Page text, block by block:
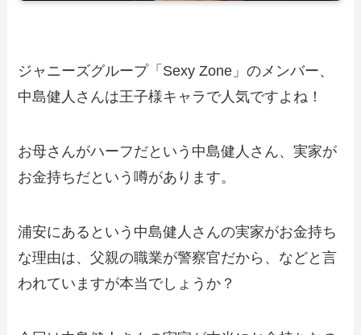
ジャニーズグループ「Sexy Zone」のメンバー、
中島健人さんは王子様キャラで人気ですよね！
お母さんがハーフだという中島健人さん、実家が
お金持ちだという噂があります。
浦安にあるという中島健人さんの実家がお金持ち
な理由は、父親の職業が警察官だから、などと言
われていますが本当でしょうか？